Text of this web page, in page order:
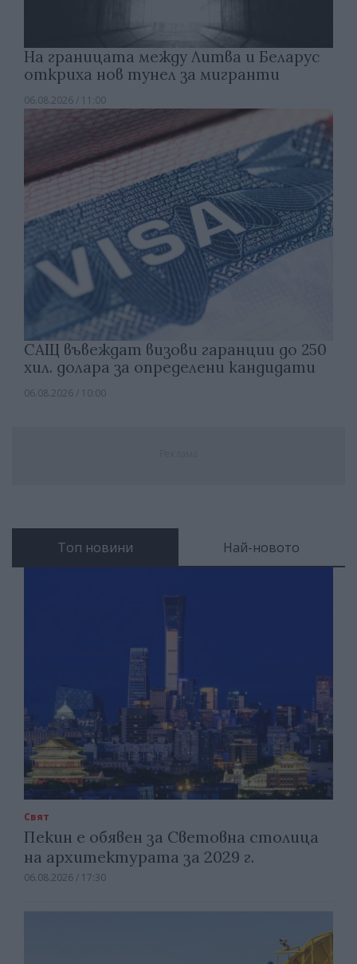
На границата между Литва и Беларус
откриха нов тунел за мигранти
06.08.2026 / 11:00
САЩ въвеждат визови гаранции до 250
хил. долара за определени кандидати
06.08.2026 / 10:00
Топ новини Най-новото
Свят
Пекин е обявен за Световна столица
на архитектурата за 2029 г.
06.08.2026 / 17:30